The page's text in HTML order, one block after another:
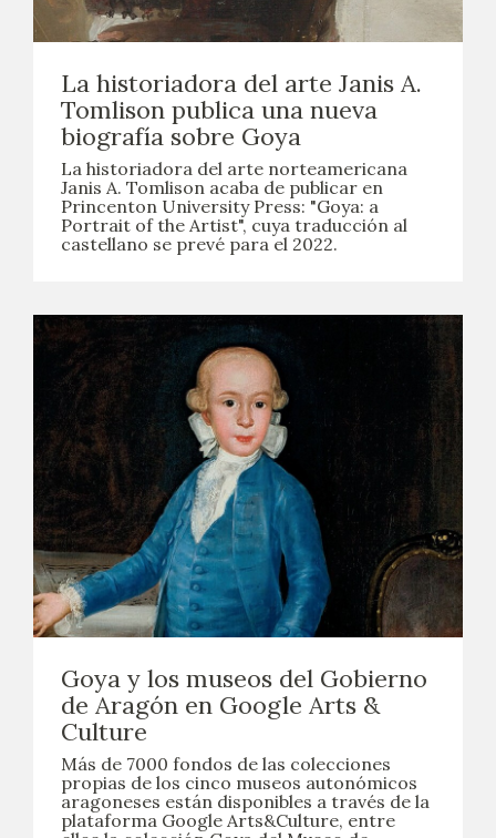
La historiadora del arte Janis A.
Tomlison publica una nueva
biografía sobre Goya
La historiadora del arte norteamericana
Janis A. Tomlison acaba de publicar en
Princenton University Press: "Goya: a
Portrait of the Artist", cuya traducción al
castellano se prevé para el 2022.
Goya y los museos del Gobierno
de Aragón en Google Arts &
Culture
Más de 7000 fondos de las colecciones
propias de los cinco museos autonómicos
aragoneses están disponibles a través de la
plataforma Google Arts&Culture, entre